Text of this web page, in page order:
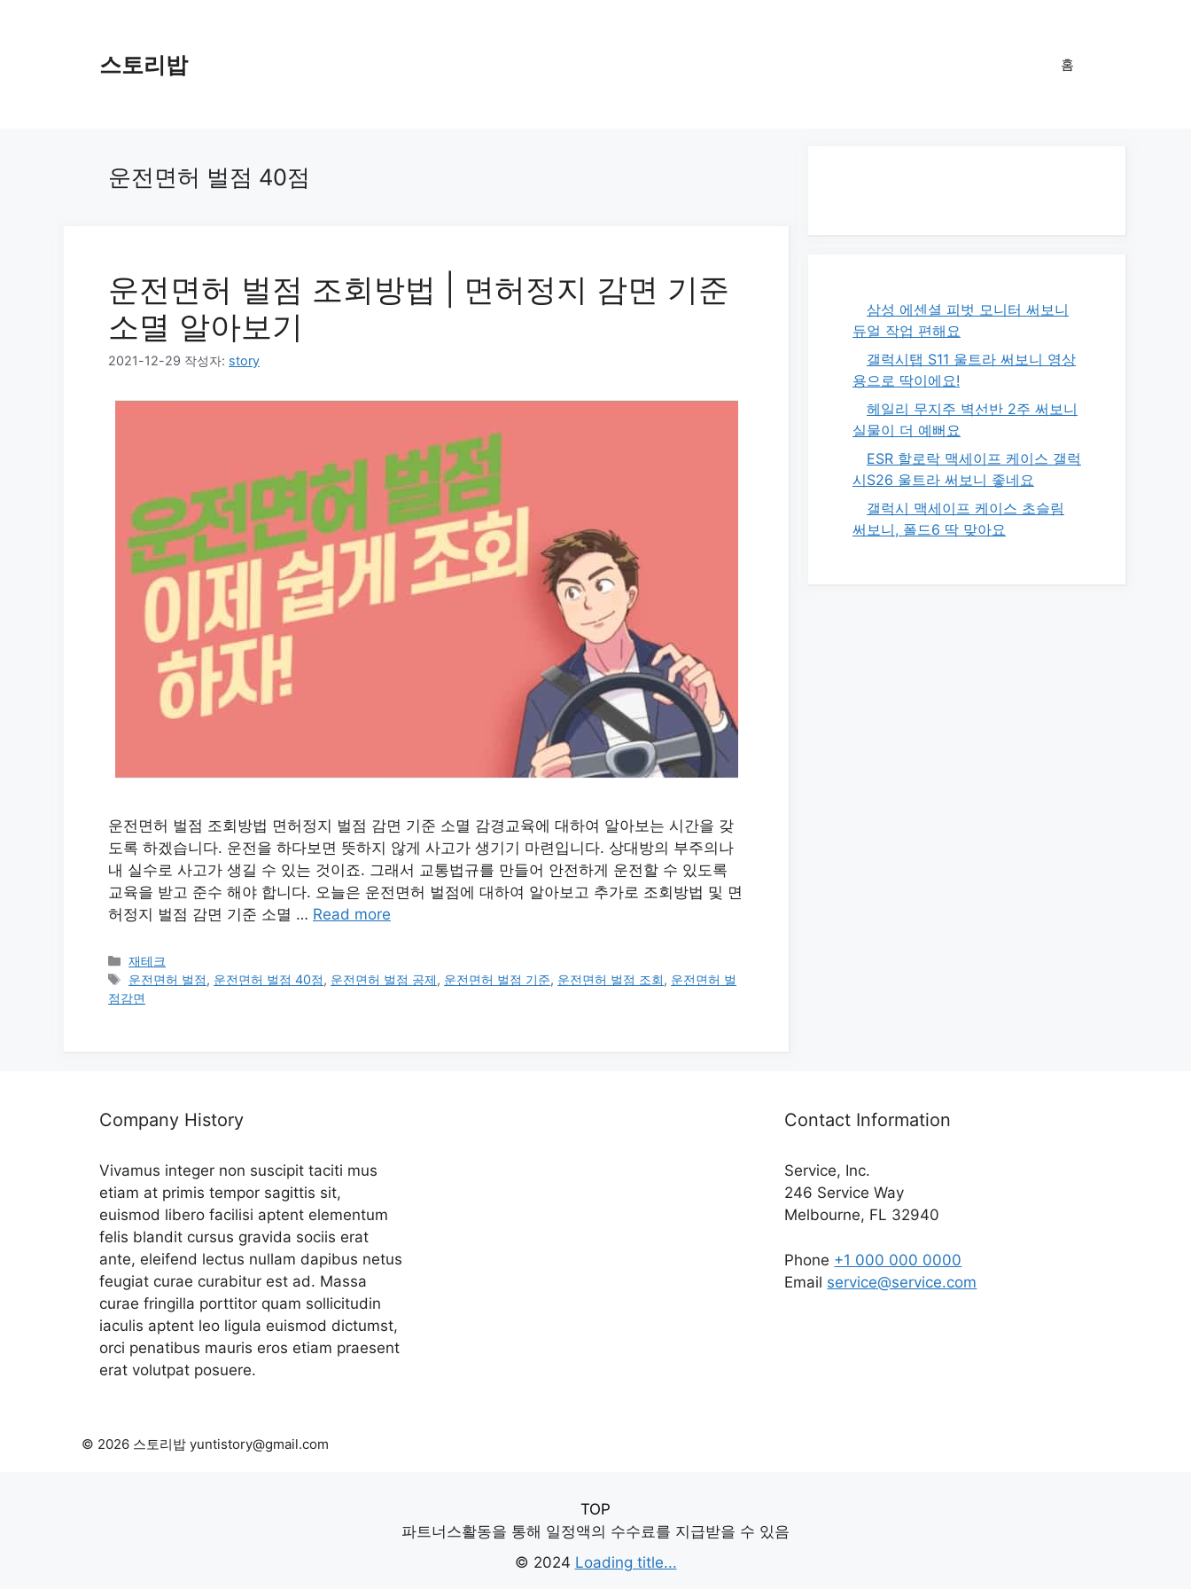
스토리밥 홈
운전면허 벌점 40점
운전면허 벌점 조회방법 | 면허정지 감면 기준
소멸 알아보기
2021-12-29 작성자: story
운전면허 벌점 조회방법 면허정지 벌점 감면 기준 소멸 감경교육에 대하여 알아보는 시간을 갖
도록 하겠습니다. 운전을 하다보면 뜻하지 않게 사고가 생기기 마련입니다. 상대방의 부주의나
내 실수로 사고가 생길 수 있는 것이죠. 그래서 교통법규를 만들어 안전하게 운전할 수 있도록
교육을 받고 준수 해야 합니다. 오늘은 운전면허 벌점에 대하여 알아보고 추가로 조회방법 및 면
허정지 벌점 감면 기준 소멸 … Read more
카
테
고
재테크
태
그
운전면허 벌점, 운전면허 벌점 40점, 운전면허 벌점 공제, 운전면허 벌점 기준, 운전면허 벌점 조회, 운전면허 벌
점감면
삼성 에센셜 피벗 모니터 써보니
듀얼 작업 편해요
갤럭시탭 S11 울트라 써보니 영상
용으로 딱이에요!
헤일리 무지주 벽선반 2주 써보니
실물이 더 예뻐요
ESR 할로락 맥세이프 케이스 갤럭
시S26 울트라 써보니 좋네요
갤럭시 맥세이프 케이스 초슬림
써보니, 폴드6 딱 맞아요
Company History
Vivamus integer non suscipit taciti mus
etiam at primis tempor sagittis sit,
euismod libero facilisi aptent elementum
felis blandit cursus gravida sociis erat
ante, eleifend lectus nullam dapibus netus
feugiat curae curabitur est ad. Massa
curae fringilla porttitor quam sollicitudin
iaculis aptent leo ligula euismod dictumst,
orci penatibus mauris eros etiam praesent
erat volutpat posuere.
Contact Information
Service, Inc.
246 Service Way
Melbourne, FL 32940
Phone +1 000 000 0000
Email service@service.com
© 2026 스토리밥 yuntistory@gmail.com
TOP
파트너스활동을 통해 일정액의 수수료를 지급받을 수 있음
© 2024 Loading title...